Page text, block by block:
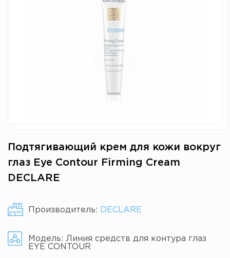
Подтягивающий крем для кожи вокруг
глаз Eye Contour Firming Cream
DECLARE
Производитель: DECLARE
Модель: Линия средств для контура глаз
EYE CONTOUR